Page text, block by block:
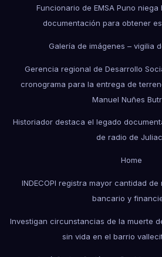
Funcionario de EMSA Puno
documentación para obtener
Galería de imágenes – vigilia
Gerencia regional de Desarrollo
cronograma para la entrega de
Manuel Nuñes
Historiador destaca el legado
de radio de
Home
INDECOPI registra mayor cantidad
bancario y
Investigan circunstancias de la muerte
sin vida en el barrio